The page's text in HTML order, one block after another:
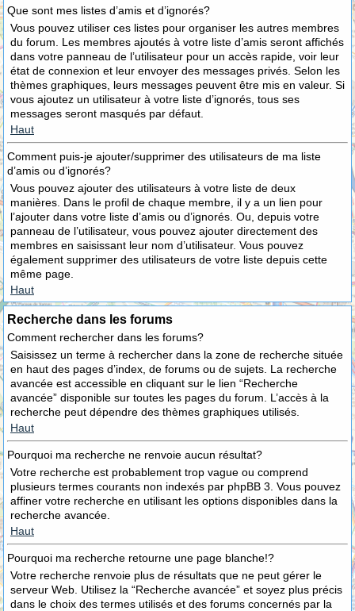
Que sont mes listes d’amis et d’ignorés?
Vous pouvez utiliser ces listes pour organiser les autres membres
du forum. Les membres ajoutés à votre liste d’amis seront affichés
dans votre panneau de l’utilisateur pour un accès rapide, voir leur
état de connexion et leur envoyer des messages privés. Selon les
thèmes graphiques, leurs messages peuvent être mis en valeur. Si
vous ajoutez un utilisateur à votre liste d’ignorés, tous ses
messages seront masqués par défaut.
Haut
Comment puis-je ajouter/supprimer des utilisateurs de ma liste
d’amis ou d’ignorés?
Vous pouvez ajouter des utilisateurs à votre liste de deux
manières. Dans le profil de chaque membre, il y a un lien pour
l’ajouter dans votre liste d’amis ou d’ignorés. Ou, depuis votre
panneau de l’utilisateur, vous pouvez ajouter directement des
membres en saisissant leur nom d’utilisateur. Vous pouvez
également supprimer des utilisateurs de votre liste depuis cette
même page.
Haut
Recherche dans les forums
Comment rechercher dans les forums?
Saisissez un terme à rechercher dans la zone de recherche située
en haut des pages d’index, de forums ou de sujets. La recherche
avancée est accessible en cliquant sur le lien “Recherche
avancée” disponible sur toutes les pages du forum. L’accès à la
recherche peut dépendre des thèmes graphiques utilisés.
Haut
Pourquoi ma recherche ne renvoie aucun résultat?
Votre recherche est probablement trop vague ou comprend
plusieurs termes courants non indexés par phpBB 3. Vous pouvez
affiner votre recherche en utilisant les options disponibles dans la
recherche avancée.
Haut
Pourquoi ma recherche retourne une page blanche!?
Votre recherche renvoie plus de résultats que ne peut gérer le
serveur Web. Utilisez la “Recherche avancée” et soyez plus précis
dans le choix des termes utilisés et des forums concernés par la